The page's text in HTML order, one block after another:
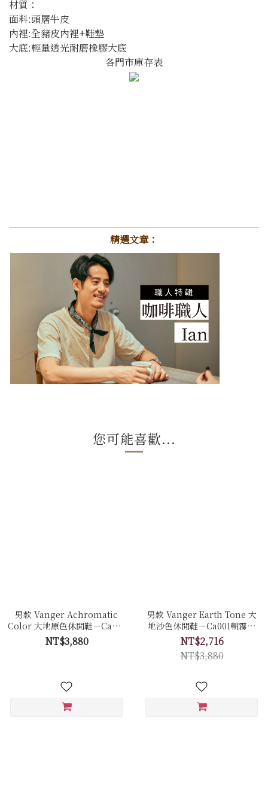
材質：
面料:頭層牛皮
內裡:全豬皮內裡+鞋墊
大底:輕量透光耐磨橡膠大底
各門市庫存表
精選文章：
您可能喜歡...
男款 Vanger Achromatic
Color 大地原色休閒鞋－Ca001
卵石白色(牛皮拼接反毛皮)
NT$3,880
男款 Vanger Earth Tone 大
地沙色休閒鞋－Ca001朝霧色
(牛皮)
NT$2,716
NT$3,880